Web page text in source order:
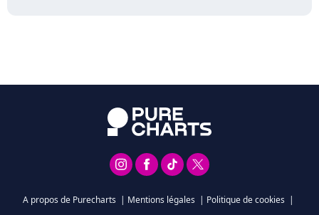
A propos de Purecharts | Mentions légales | Politique de cookies |